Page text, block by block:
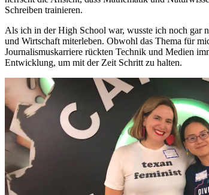
Schreiben trainieren.
Als ich in der High School war, wusste ich noch gar
und Wirtschaft miterleben. Obwohl das Thema für
Journalismuskarriere rückten Technik und Medien
Entwicklung, um mit der Zeit Schritt zu halten.